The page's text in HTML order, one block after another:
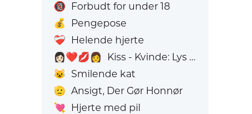
🔞 Forbudt for under 18
💰
Pengepose
❤️‍🩹 Helende hjerte
👩🏻‍❤️‍💋‍👩
Kiss - Kvinde: Lys hudfarve, Kvinde: Uden Hudfarve
😺 Smilende kat
🫡 Ansigt, Der Gør Honnør
💘 Hjerte med pil